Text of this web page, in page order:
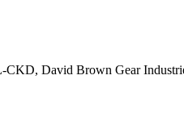
David Brown Gear